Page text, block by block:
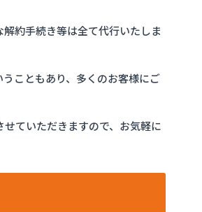
約手続き等は全て代行いたしま
こともあり、多くのお客様にご
ていただきますので、お気軽に